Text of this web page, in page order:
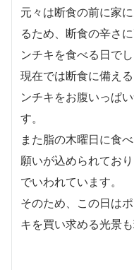
元々は断食の前に家
るため、断食の辛さ
ンチキを食べる日でし
現在では断食に備え
ンチキをお腹いっぱ
す。
また脂の木曜日に食
願いが込められてお
でいわれています。
そのため、この日は
キを買い求める光景